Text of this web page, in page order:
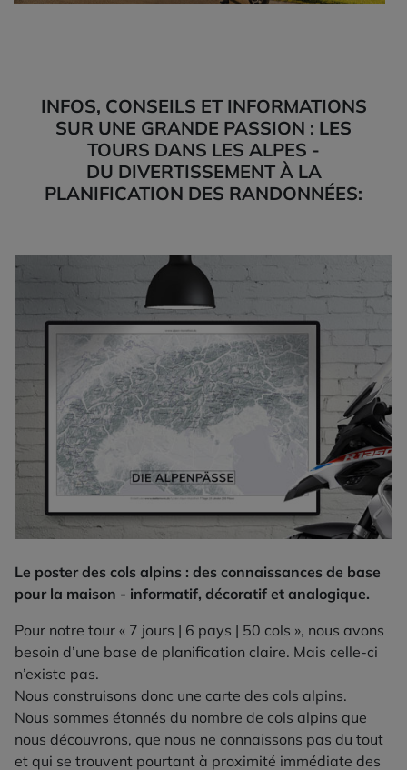
INFOS, CONSEILS ET INFORMATIONS
SUR UNE GRANDE PASSION : LES
TOURS DANS LES ALPES -
DU DIVERTISSEMENT À LA
PLANIFICATION DES RANDONNÉES:
Le poster des cols alpins : des connaissances de base
pour la maison - informatif, décoratif et analogique.
Pour notre tour « 7 jours | 6 pays | 50 cols », nous avons
besoin d’une base de planification claire. Mais celle-ci
n’existe pas.
Nous construisons donc une carte des cols alpins.
Nous sommes étonnés du nombre de cols alpins que
nous découvrons, que nous ne connaissons pas du tout
et qui se trouvent pourtant à proximité immédiate des